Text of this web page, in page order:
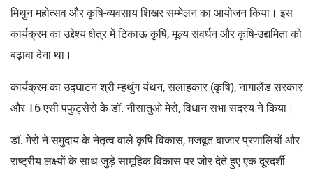
मिथुन महोत्सव और कृषि-व्यवसाय शिखर सम्मेलन का आयोजन किया। इस
कार्यक्रम का उद्देश्य क्षेत्र में टिकाऊ कृषि, मूल्य संवर्धन और कृषि-उद्यमिता को
बढ़ावा देना था।
कार्यक्रम का उद्घाटन श्री म्हथुंग यंथन, सलाहकार (कृषि), नागालैंड सरकार
और 16 एसी पफुट्सेरो के डॉ. नीसातुओ मेरो, विधान सभा सदस्य ने किया।
डॉ. मेरो ने समुदाय के नेतृत्व वाले कृषि विकास, मजबूत बाजार प्रणालियों और
राष्ट्रीय लक्ष्यों के साथ जुड़े सामूहिक विकास पर जोर देते हुए एक दूरदर्शी